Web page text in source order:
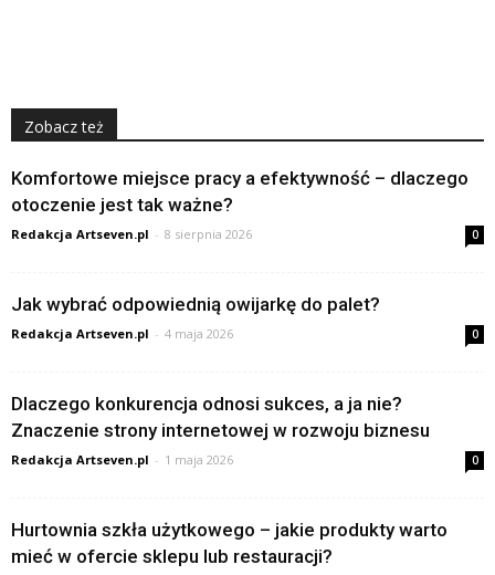
Zobacz też
Komfortowe miejsce pracy a efektywność – dlaczego
otoczenie jest tak ważne?
Redakcja Artseven.pl - 8 sierpnia 2026 0
Jak wybrać odpowiednią owijarkę do palet?
Redakcja Artseven.pl - 4 maja 2026 0
Dlaczego konkurencja odnosi sukces, a ja nie?
Znaczenie strony internetowej w rozwoju biznesu
Redakcja Artseven.pl - 1 maja 2026 0
Hurtownia szkła użytkowego – jakie produkty warto
mieć w ofercie sklepu lub restauracji?